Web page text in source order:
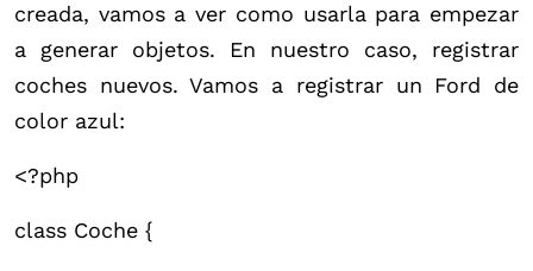
creada, vamos a ver como usarla para empezar
a generar objetos. En nuestro caso, registrar
coches nuevos. Vamos a registrar un Ford de
color azul:
<?php
class Coche {